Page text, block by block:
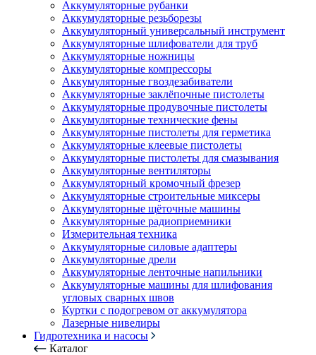
Аккумуляторные рубанки
Аккумуляторные резьборезы
Аккумуляторный универсальный инструмент
Аккумуляторные шлифователи для труб
Аккумуляторные ножницы
Аккумуляторные компрессоры
Аккумуляторные гвоздезабиватели
Аккумуляторные заклёпочные пистолеты
Аккумуляторные продувочные пистолеты
Аккумуляторные технические фены
Аккумуляторные пистолеты для герметика
Аккумуляторные клеевые пистолеты
Аккумуляторные пистолеты для смазывания
Аккумуляторные вентиляторы
Аккумуляторный кромочный фрезер
Аккумуляторные строительные миксеры
Аккумуляторные щёточные машины
Аккумуляторные радиоприемники
Измерительная техника
Аккумуляторные силовые адаптеры
Аккумуляторные дрели
Аккумуляторные ленточные напильники
Аккумуляторные машины для шлифования
угловых сварных швов
Куртки с подогревом от аккумулятора
Лазерные нивелиры
Гидротехника и насосы
Каталог